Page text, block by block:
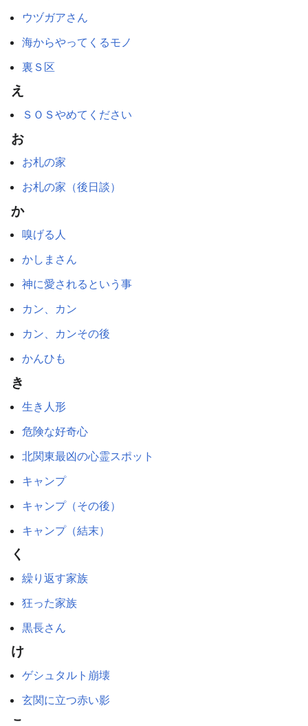
ウヅガアさん
海からやってくるモノ
裏Ｓ区
え
ＳＯＳやめてください
お
お札の家
お札の家（後日談）
か
嗅げる人
かしまさん
神に愛されるという事
カン、カン
カン、カンその後
かんひも
き
生き人形
危険な好奇心
北関東最凶の心霊スポット
キャンプ
キャンプ（その後）
キャンプ（結末）
く
繰り返す家族
狂った家族
黒長さん
け
ゲシュタルト崩壊
玄関に立つ赤い影